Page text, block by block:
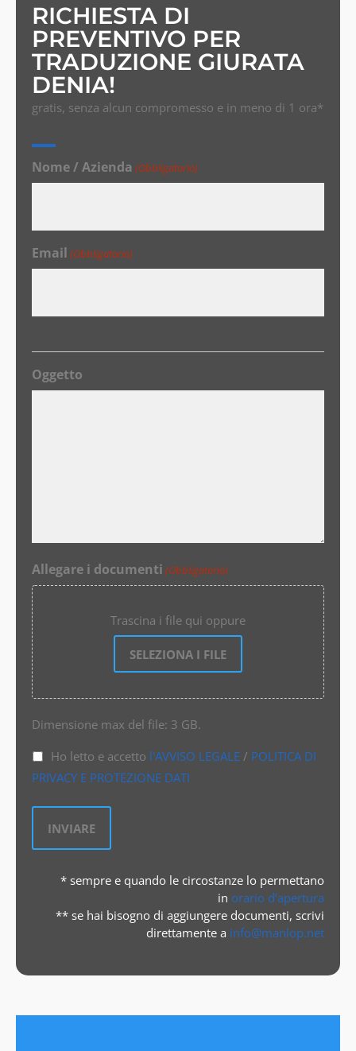
RICHIESTA DI
PREVENTIVO PER
TRADUZIONE GIURATA
DENIA!
gratis, senza alcun compromesso e in meno di 1 ora*
Nome / Azienda (Obbligatorio)
Email (Obbligatorio)
Oggetto
Allegare i documenti (Obbligatorio)
Trascina i file qui oppure
SELEZIONA I FILE
Dimensione max del file: 3 GB.
Ho letto e accetto l'AVVISO LEGALE/ POLITICA DI
PRIVACY E PROTEZIONE DATI
* sempre e quando le circostanze lo permettano
in orario d’apertura
** se hai bisogno di aggiungere documenti, scrivi
direttamente a info@manlop.net